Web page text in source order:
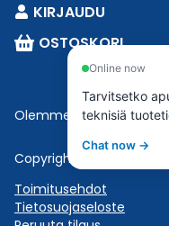
KIRJAUDU
OSTOSKORI
Olemme osaEsbeconia.
Copyright © 2023
Toimitusehdot
Tietosuojaseloste
Online now
Tarvitsetko
teknisiä
Chat now →